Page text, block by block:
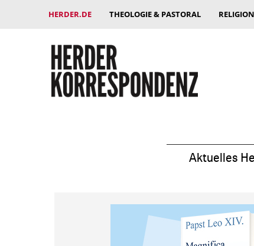
HERDER.DE THEOLOGIE & PASTORAL
Aktuelles